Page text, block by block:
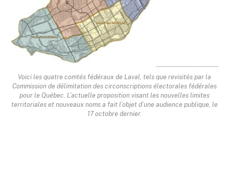
Voici les quatre comtés fédéraux de Laval, tels que revisités par la
Commission de délimitation des circonscriptions électorales fédérales
pour le Québec. L’actuelle proposition visant les nouvelles limites
territoriales et nouveaux noms a fait l’objet d’une audience publique, le
17 octobre dernier.